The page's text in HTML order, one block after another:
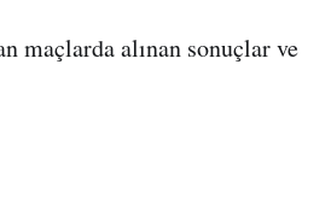
maçlarda alınan sonuçlar ve